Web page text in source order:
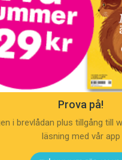
Prova på!
i brevlådan plus tillgång till
läsning med vår app